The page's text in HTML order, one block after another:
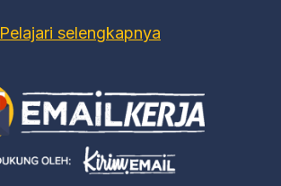
Pelajari selengkapnya